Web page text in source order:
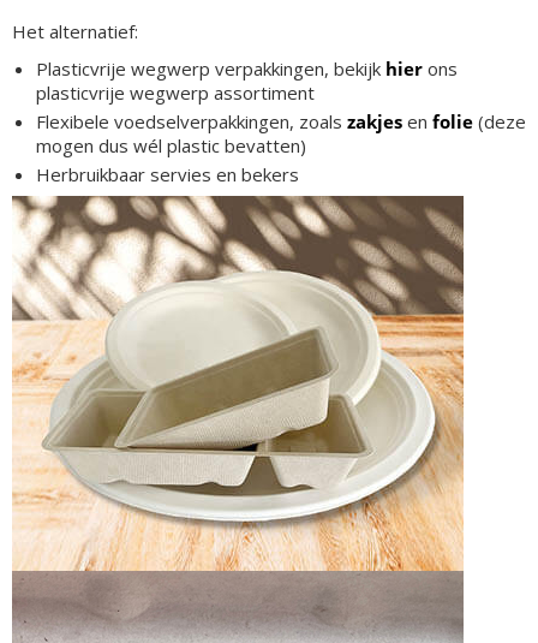
Het alternatief:
Plasticvrije wegwerp verpakkingen, bekijk hier ons
plasticvrije wegwerp assortiment
Flexibele voedselverpakkingen, zoals zakjes en folie (deze
mogen dus wél plastic bevatten)
Herbruikbaar servies en bekers